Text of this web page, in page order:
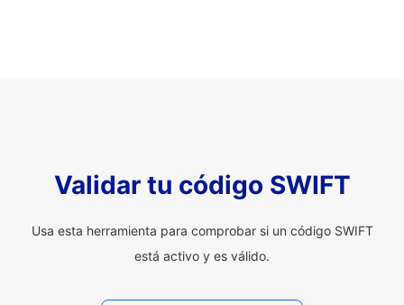
Validar tu código SWIFT
Usa esta herramienta para comprobar si un código SWIFT
está activo y es válido.